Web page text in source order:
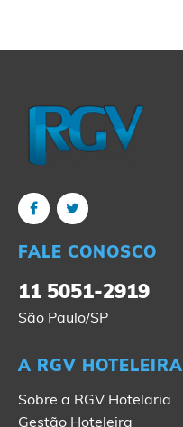
FALE CONOSCO
11 5051-2919
São Paulo/SP
A RGV HOTELEIRA
Sobre a RGV Hotelaria
Gestão Hoteleira